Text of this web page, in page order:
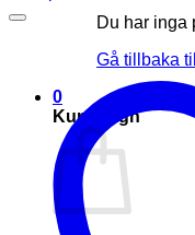
Du har inga
Gå tillbaka
0
Kundvagn